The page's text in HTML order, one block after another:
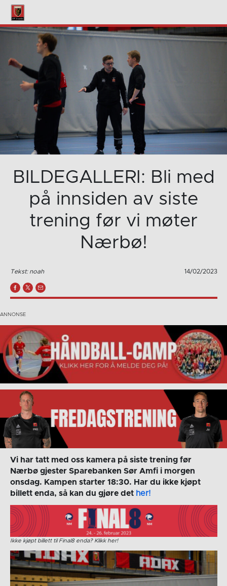
BILDEGALLERI: Bli med
på innsiden av siste
trening før vi møter
Nærbø!
Tekst: noah 14/02/2023
Vi har tatt med oss kamera på siste trening før
Nærbø gjester Sparebanken Sør Amfi i morgen
onsdag. Kampen starter 18:30. Har du ikke kjøpt
billett enda, så kan du gjøre det her!
Ikke kjøpt billett til Final8 enda? Klikk her!